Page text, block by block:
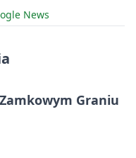
News
Graniu